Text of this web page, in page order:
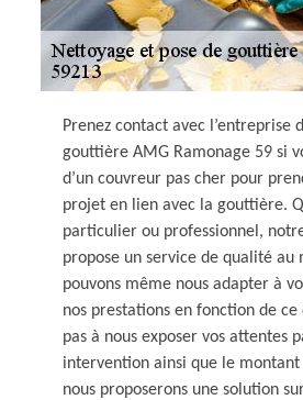
Prenez contact avec l’entreprise
gouttière AMG Ramonage 59 si
d’un couvreur pas cher pour
projet en lien avec la gouttière.
particulier ou professionnel,
propose un service de qualité au
pouvons même nous adapter à
nos prestations en fonction de ce
pas à nous exposer vos attentes
intervention ainsi que le
nous proposerons une solution